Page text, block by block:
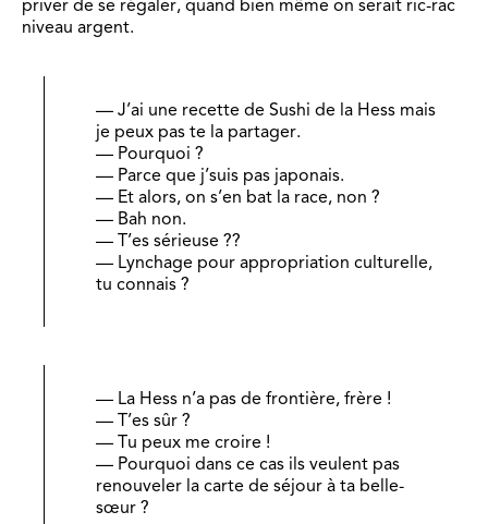
priver de se régaler, quand bien même on serait ric-rac
niveau argent.
— J’ai une recette de Sushi de la Hess mais
je peux pas te la partager.
— Pourquoi ?
— Parce que j’suis pas japonais.
— Et alors, on s’en bat la race, non ?
— Bah non.
— T’es sérieuse ??
— Lynchage pour appropriation culturelle,
tu connais ?
— La Hess n’a pas de frontière, frère !
— T’es sûr ?
— Tu peux me croire !
— Pourquoi dans ce cas ils veulent pas
renouveler la carte de séjour à ta belle-
sœur ?